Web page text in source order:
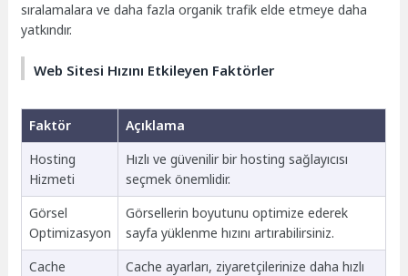
sıralamalara ve daha fazla organik trafik elde etmeye daha
yatkındır.
Web Sitesi Hızını Etkileyen Faktörler
Faktör
Açıklama
Hosting
Hizmeti
Hızlı ve güvenilir bir hosting sağlayıcısı
seçmek önemlidir.
Görsel
Optimizasyon
Görsellerin boyutunu optimize ederek
sayfa yüklenme hızını artırabilirsiniz.
Cache
Cache ayarları, ziyaretçilerinize daha hızlı